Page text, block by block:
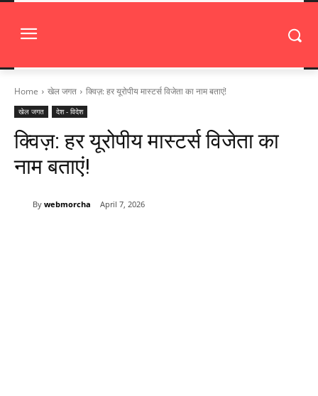
Home खेल जगत क्विज़: हर यूरोपीय मास्टर्स विजेता का नाम बताएं!
खेल जगत देश - विदेश
क्विज़: हर यूरोपीय मास्टर्स विजेता का
नाम बताएं!
By webmorcha April 7, 2026